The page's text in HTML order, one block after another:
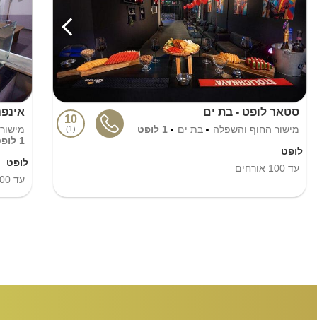
סטאר לופט - בת ים
מישור החוף והשפלה בת ים 1 לופט
10
1
לופט
עד 100 אורחים
1 לופט
לופט
עד